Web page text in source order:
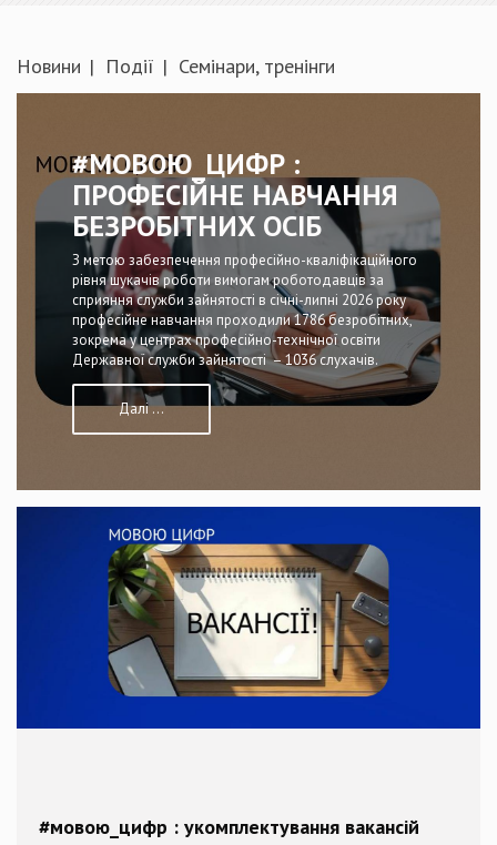
Новини Події Семінари, тренінги
#МОВОЮ_ЦИФР :
ПРОФЕСІЙНЕ НАВЧАННЯ
БЕЗРОБІТНИХ ОСІБ
З метою забезпечення професійно-кваліфікаційного
рівня шукачів роботи вимогам роботодавців за
сприяння служби зайнятості в січні-липні 2026 року
професійне навчання проходили 1786 безробітних,
зокрема у центрах професійно-технічної освіти
Державної служби зайнятості – 1036 слухачів.
Далі ...
#мовою_цифр : укомплектування вакансій